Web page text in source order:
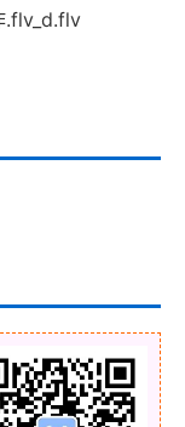
.flv_d.flv